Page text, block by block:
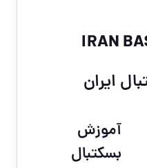
IRAN
ایران
آموزش
بسکتبال